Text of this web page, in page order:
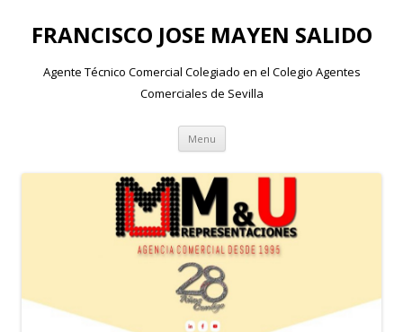
FRANCISCO JOSE MAYEN SALIDO
Agente Técnico Comercial Colegiado en el Colegio Agentes
Comerciales de Sevilla
Menu Skip to content